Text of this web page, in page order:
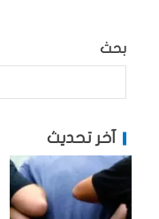
بحث
آخر تحديث